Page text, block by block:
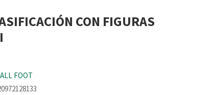
CON FIGURAS
FOOT